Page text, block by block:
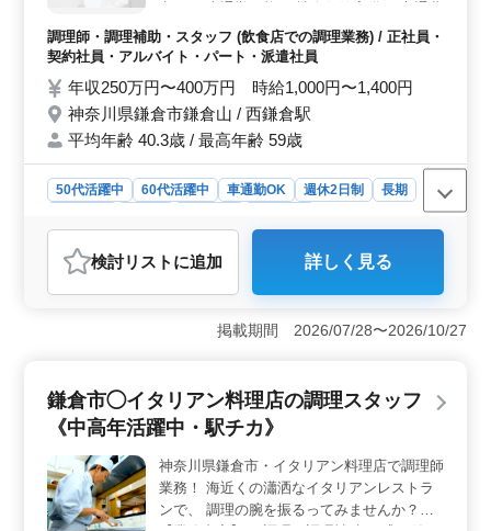
実費支給 まずはお問い合わせください！
調理師・調理補助・スタッフ (飲食店での調理業務) / 正社員・
契約社員・アルバイト・パート・派遣社員
年収250万円〜400万円 時給1,000円〜1,400円
神奈川県鎌倉市鎌倉山 / 西鎌倉駅
平均年齢 40.3歳 / 最高年齢 59歳
50代活躍中 60代活躍中 車通勤OK 週休2日制
長期
調理師・調理補助・スタッフ
おすすめポイント
＜中高年の活躍＞ 鎌倉市にあるこの和食レストランで
は、中高年層が活躍しています。 資格や年齢は不問
で、調理経験3年以上ある方なら、ブランクがある方も歓
安定した職場で長期的に働くことができる環境が整って
います。 ＜勤務体系＞ 週休2日のシフト制で、時間
境が整っています。
検討リスト に追加 詳しく見る
掲載期間 2026/07/28〜2026/10/27
鎌倉市◯イタリアン料理店の調理スタッフ
《中高年活躍中・駅チカ》
神奈川県鎌倉市・イタリアン料理店で調理師
業務！ 海近くの瀟洒なイタリアンレストラ
ンで、 調理の腕を振るってみませんか？